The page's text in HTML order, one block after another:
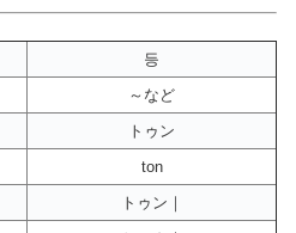
등
～など
トゥン
ton
トゥン｜